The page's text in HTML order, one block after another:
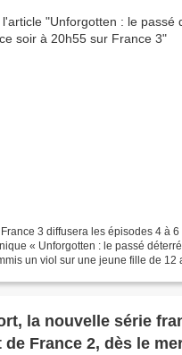
3 diffusera les épisodes 4 à
« Unforgotten : le passé
un viol sur une jeune fille de 12
la nouvelle série
de France 2, dès le